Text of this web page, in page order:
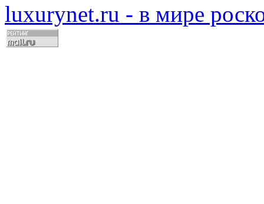
luxurynet.ru - в мире